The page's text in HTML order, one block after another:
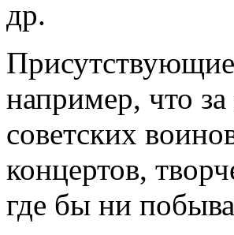
др.
например, что
советских
концертов,
где бы ни